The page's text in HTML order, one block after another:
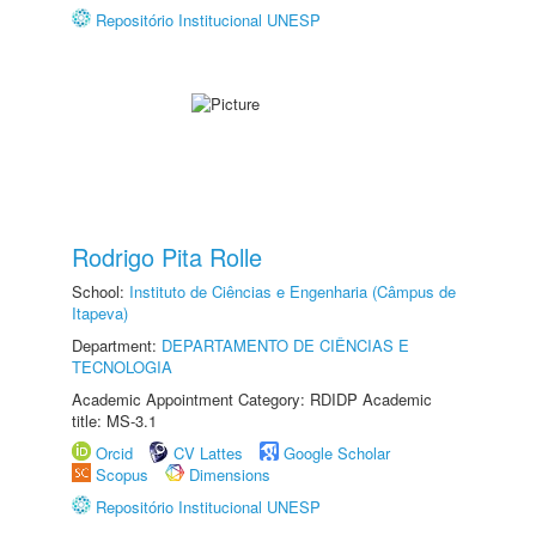
Repositório Institucional UNESP
Rodrigo Pita Rolle
School: Instituto de Ciências e Engenharia (Câmpus de
Itapeva)
Department: DEPARTAMENTO DE CIÊNCIAS E
TECNOLOGIA
Academic Appointment Category: RDIDP Academic
title: MS-3.1
Orcid
CV Lattes
Google Scholar
Scopus
Dimensions
Repositório Institucional UNESP